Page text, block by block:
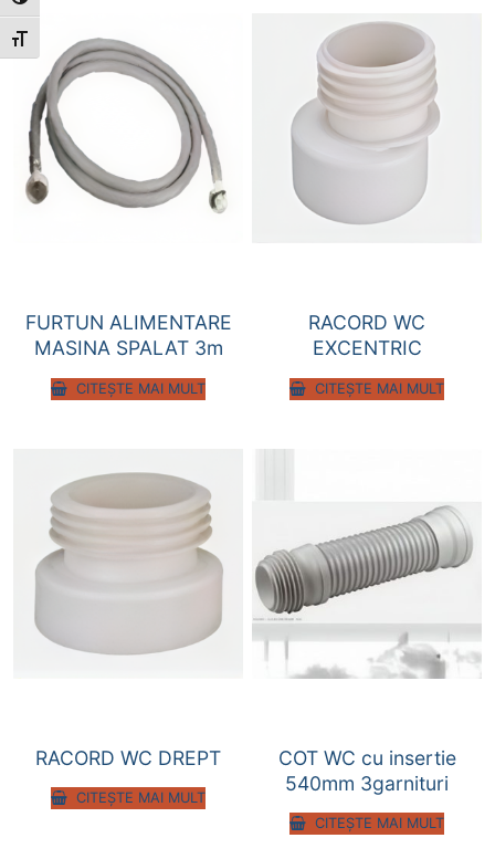
Toggle Font size
FURTUN ALIMENTARE
MASINA SPALAT 3m
CITEȘTE MAI MULT
RACORD WC
EXCENTRIC
CITEȘTE MAI MULT
RACORD WC DREPT
CITEȘTE MAI MULT
COT WC cu insertie
540mm 3garnituri
CITEȘTE MAI MULT